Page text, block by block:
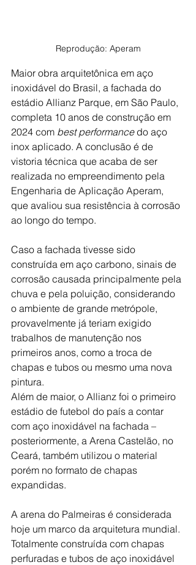
Reprodução: Aperam
Maior obra arquitetônica em aço
inoxidável do Brasil, a fachada do
estádio Allianz Parque, em São Paulo,
completa 10 anos de construção em
2024 com best performance do aço
inox aplicado. A conclusão é de
vistoria técnica que acaba de ser
realizada no empreendimento pela
Engenharia de Aplicação Aperam,
que avaliou sua resistência à corrosão
ao longo do tempo.
Caso a fachada tivesse sido
construída em aço carbono, sinais de
corrosão causada principalmente pela
chuva e pela poluição, considerando
o ambiente de grande metrópole,
provavelmente já teriam exigido
trabalhos de manutenção nos
primeiros anos, como a troca de
chapas e tubos ou mesmo uma nova
pintura.
Além de maior, o Allianz foi o primeiro
estádio de futebol do país a contar
com aço inoxidável na fachada –
posteriormente, a Arena Castelão, no
Ceará, também utilizou o material
porém no formato de chapas
expandidas.
A arena do Palmeiras é considerada
hoje um marco da arquitetura mundial.
Totalmente construída com chapas
perfuradas e tubos de aço inoxidável